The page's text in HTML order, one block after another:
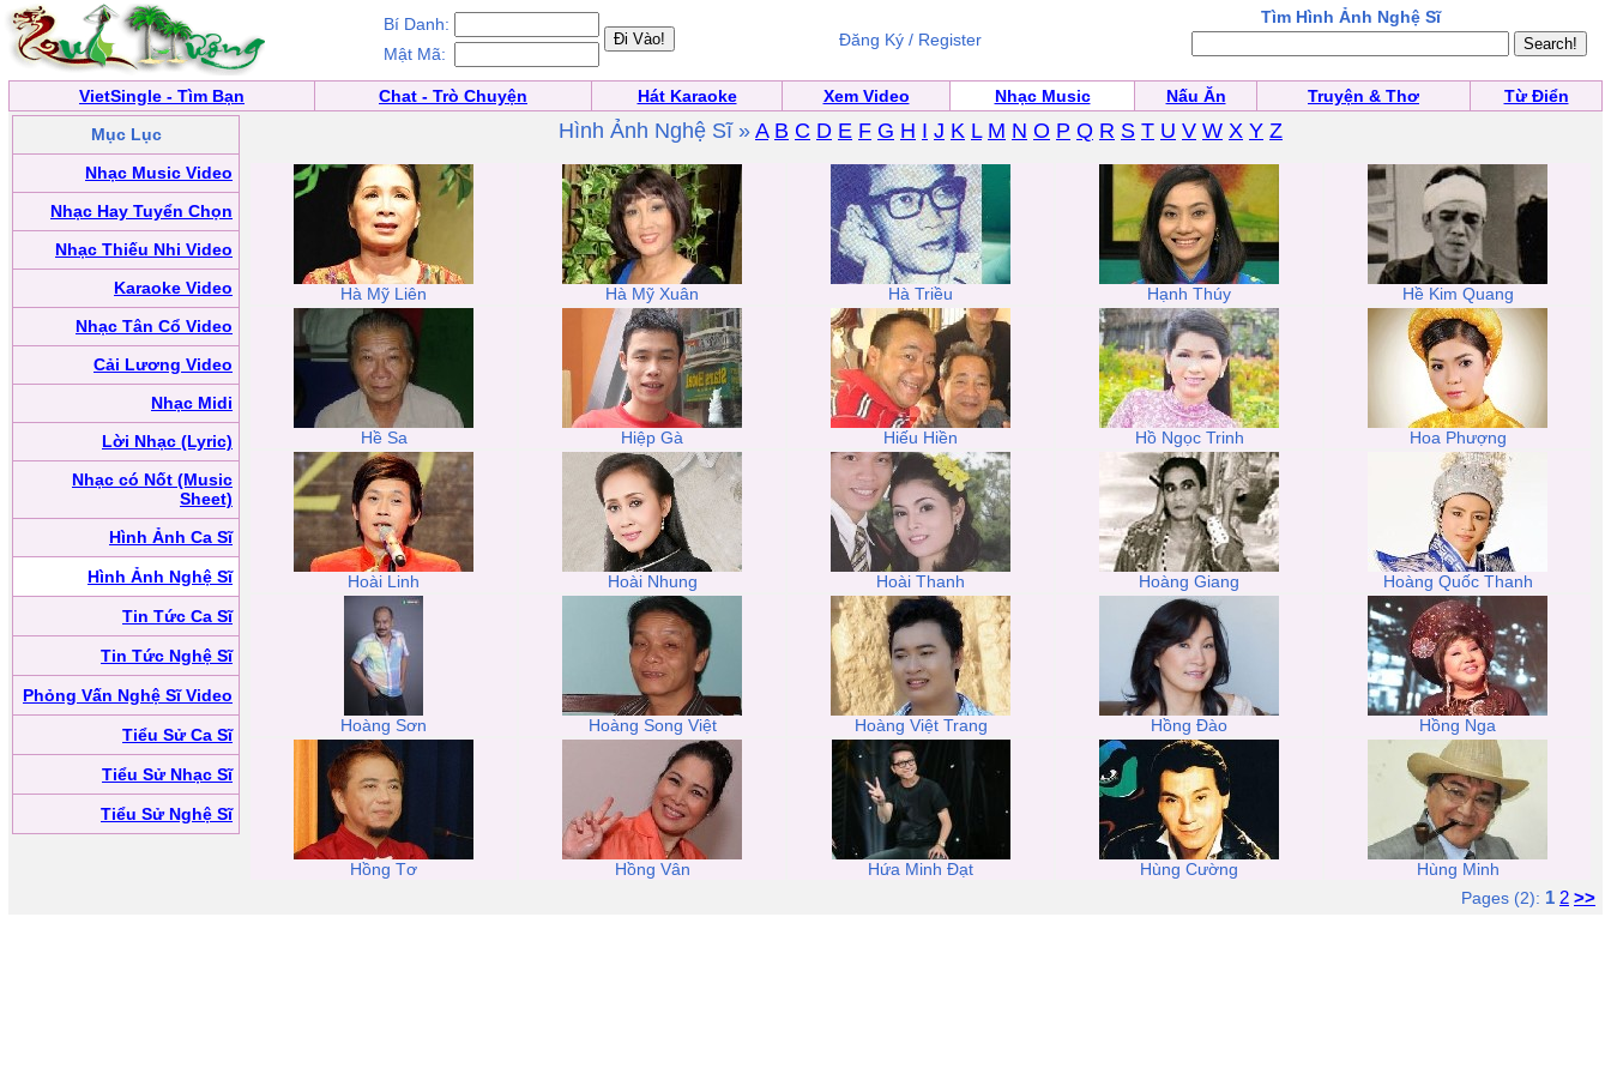
Bí Danh:
Mật Mã:
Đăng Ký / Register
Tìm Hình Ảnh Nghệ Sĩ
VietSingle - Tìm Bạn Chat - Trò Chuyện Hát Karaoke Xem Video Nhạc Music Nấu Ăn Truyện & Thơ
Từ Điển
Mục Lục
Nhạc Music Video
Nhạc Hay Tuyển Chọn
Nhạc Thiếu Nhi Video
Karaoke Video
Nhạc Tân Cổ Video
Cải Lương Video
Nhạc Midi
Lời Nhạc (Lyric)
Nhạc có Nốt (Music
Sheet)
Hình Ảnh Ca Sĩ
Hình Ảnh Nghệ Sĩ
Tin Tức Ca Sĩ
Tin Tức Nghệ Sĩ
Phỏng Vấn Nghệ Sĩ Video
Tiểu Sử Ca Sĩ
Tiểu Sử Nhạc Sĩ
Tiểu Sử Nghệ Sĩ
Hình Ảnh Nghệ Sĩ » A B C D E F G H I J K L M N O P Q R S T U V W X Y Z
Hà Mỹ Liên Hà Mỹ Xuân Hà Triều Hạnh Thúy Hề Kim Quang
Hề Sa Hiệp Gà Hiếu Hiền Hồ Ngọc Trinh Hoa Phượng
Hoài Linh Hoài Nhung Hoài Thanh Hoàng Giang Hoàng Quốc Thanh
Hoàng Sơn Hoàng Song Việt Hoàng Việt Trang Hồng Đào Hồng Nga
Hồng Tơ Hồng Vân Hứa Minh Đạt Hùng Cường
Hùng Minh
Pages (2): 1 2 >>